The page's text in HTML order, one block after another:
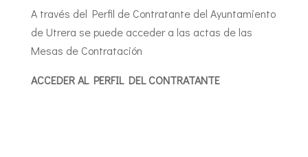
A través del Perfil de Contratante del Ayuntamiento
de Utrera se puede acceder a las actas de las
Mesas de Contratación
ACCEDER AL PERFIL DEL CONTRATANTE